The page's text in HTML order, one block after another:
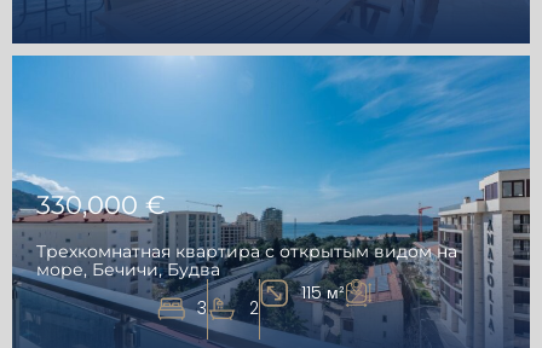
330,000 €
Трехкомнатная квартира с открытым видом на
море, Бечичи, Будва
3 2
115 м²